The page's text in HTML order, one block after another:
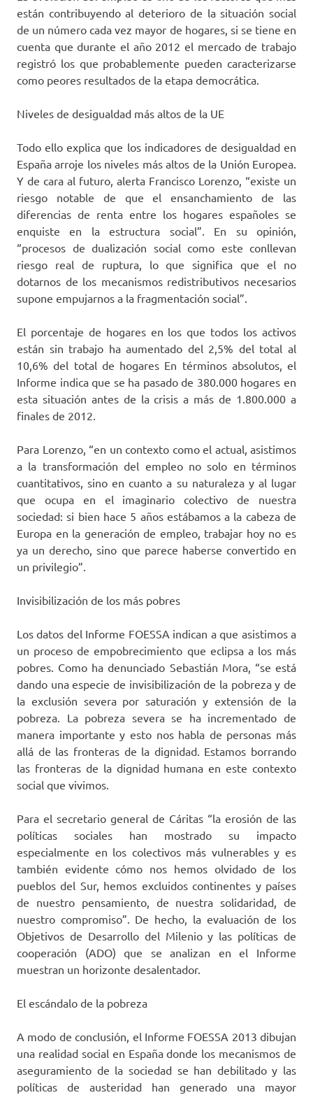
están contribuyendo al deterioro de la situación social
de un número cada vez mayor de hogares, si se tiene en
cuenta que durante el año 2012 el mercado de trabajo
registró los que probablemente pueden caracterizarse
como peores resultados de la etapa democrática.
Niveles de desigualdad más altos de la UE
Todo ello explica que los indicadores de desigualdad en
España arroje los niveles más altos de la Unión Europea.
Y de cara al futuro, alerta Francisco Lorenzo, “existe un
riesgo notable de que el ensanchamiento de las
diferencias de renta entre los hogares españoles se
enquiste en la estructura social”. En su opinión,
“procesos de dualización social como este conllevan
riesgo real de ruptura, lo que significa que el no
dotarnos de los mecanismos redistributivos necesarios
supone empujarnos a la fragmentación social”.
El porcentaje de hogares en los que todos los activos
están sin trabajo ha aumentado del 2,5% del total al
10,6% del total de hogares En términos absolutos, el
Informe indica que se ha pasado de 380.000 hogares en
esta situación antes de la crisis a más de 1.800.000 a
finales de 2012.
Para Lorenzo, “en un contexto como el actual, asistimos
a la transformación del empleo no solo en términos
cuantitativos, sino en cuanto a su naturaleza y al lugar
que ocupa en el imaginario colectivo de nuestra
sociedad: si bien hace 5 años estábamos a la cabeza de
Europa en la generación de empleo, trabajar hoy no es
ya un derecho, sino que parece haberse convertido en
un privilegio”.
Invisibilización de los más pobres
Los datos del Informe FOESSA indican a que asistimos a
un proceso de empobrecimiento que eclipsa a los más
pobres. Como ha denunciado Sebastián Mora, “se está
dando una especie de invisibilización de la pobreza y de
la exclusión severa por saturación y extensión de la
pobreza. La pobreza severa se ha incrementado de
manera importante y esto nos habla de personas más
allá de las fronteras de la dignidad. Estamos borrando
las fronteras de la dignidad humana en este contexto
social que vivimos.
Para el secretario general de Cáritas “la erosión de las
políticas sociales han mostrado su impacto
especialmente en los colectivos más vulnerables y es
también evidente cómo nos hemos olvidado de los
pueblos del Sur, hemos excluidos continentes y países
de nuestro pensamiento, de nuestra solidaridad, de
nuestro compromiso”. De hecho, la evaluación de los
Objetivos de Desarrollo del Milenio y las políticas de
cooperación (ADO) que se analizan en el Informe
muestran un horizonte desalentador.
El escándalo de la pobreza
A modo de conclusión, el Informe FOESSA 2013 dibujan
una realidad social en España donde los mecanismos de
aseguramiento de la sociedad se han debilitado y las
políticas de austeridad han generado una mayor